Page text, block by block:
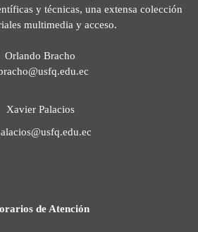
y técnicas, una extensa colección
multimedia y acceso.
Orlando Bracho
Xavier Palacios
de Atención